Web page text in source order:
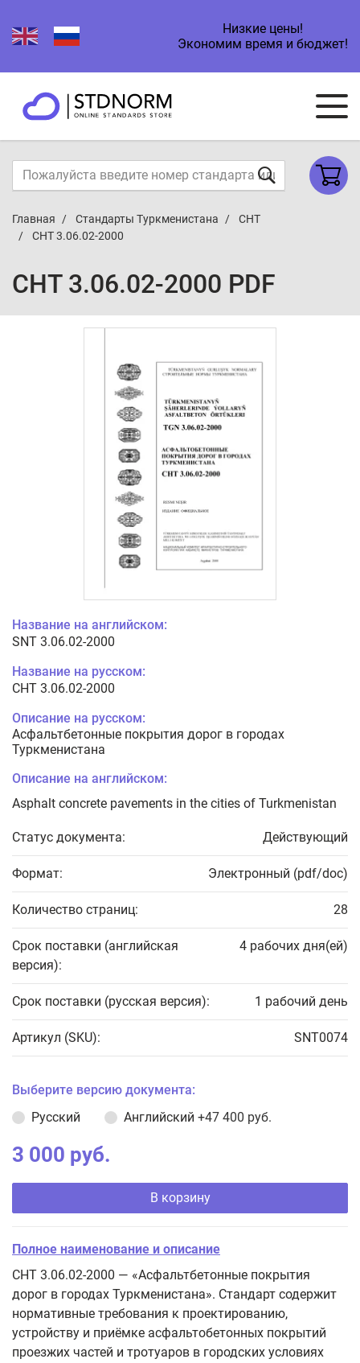
Низкие цены!
Экономим время и бюджет!
Главная Стандарты Туркменистана
СНТ
СНТ 3.06.02-2000
СНТ 3.06.02-2000 PDF
Название на английском:
SNT 3.06.02-2000
Название на русском:
СНТ 3.06.02-2000
Описание на русском:
Асфальтбетонные покрытия дорог в городах
Туркменистана
Описание на английском:
Asphalt concrete pavements in the cities of Turkmenistan
Статус документа: Действующий
Формат: Электронный (pdf/doc)
Количество страниц: 28
Срок поставки (английская
версия):
4 рабочих дня(ей)
Срок поставки (русская версия): 1 рабочий день
Артикул (SKU): SNT0074
Выберите версию документа:
Русский
Английский +47 400 руб.
3 000 руб.
В корзину
Полное наименование и описание
СНТ 3.06.02-2000 — «Асфальтбетонные покрытия
дорог в городах Туркменистана». Стандарт содержит
нормативные требования к проектированию,
устройству и приёмке асфальтобетонных покрытий
проезжих частей и тротуаров в городских условиях